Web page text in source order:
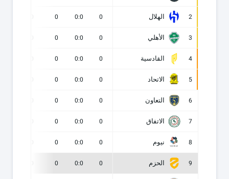
2 الهلال 0
0:0
0
3 الأهلي 0
0:0
0
4 القادسية 0
0:0
0
5 الاتحاد 0
0:0
0
6 التعاون 0
0:0
0
7 الاتفاق 0
0:0
0
8 نيوم 0
0:0
0
9 الحزم 0
0:0
0